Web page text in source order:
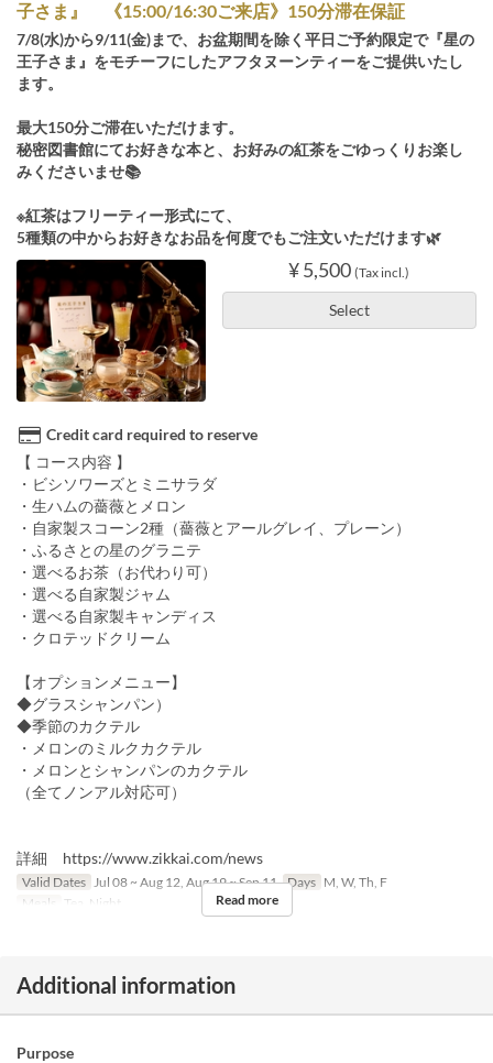
子さま』 《15:00/16:30ご来店》150分滞在保証
7/8(水)から9/11(金)まで、お盆期間を除く平日ご予約限定で『星の
王子さま』をモチーフにしたアフタヌーンティーをご提供いたし
ます。
最大150分ご滞在いただけます。
秘密図書館にてお好きな本と、お好みの紅茶をごゆっくりお楽し
みくださいませ📚
※紅茶はフリーティー形式にて、
5種類の中からお好きなお品を何度でもご注文いただけます🌿
¥ 5,500 (Tax incl.)
Select
Credit card required to reserve
【 コース内容 】
・ビシソワーズとミニサラダ
・生ハムの薔薇とメロン
・自家製スコーン2種（薔薇とアールグレイ、プレーン）
・ふるさとの星のグラニテ
・選べるお茶（お代わり可）
・選べる自家製ジャム
・選べる自家製キャンディス
・クロテッドクリーム
【オプションメニュー】
◆グラスシャンパン）
◆季節のカクテル
・メロンのミルクカクテル
・メロンとシャンパンのカクテル
（全てノンアル対応可）
詳細 https://www.zikkai.com/news
Valid Dates Jul 08 ~ Aug 12, Aug 19 ~ Sep 11 Days M, W, Th, F
Meals
Tea, Night Read more
Additional information
Purpose